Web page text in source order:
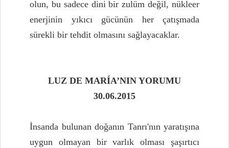
olun, bu sadece dini bir zulüm değil, nükleer
enerjinin yıkıcı gücünün her çatışmada
sürekli bir tehdit olmasını sağlayacaklar.
LUZ DE MARÍA’NIN YORUMU
30.06.2015
İnsanda bulunan doğanın Tanrı'nın yaratışına
uygun olmayan bir varlık olması şaşırtıcı